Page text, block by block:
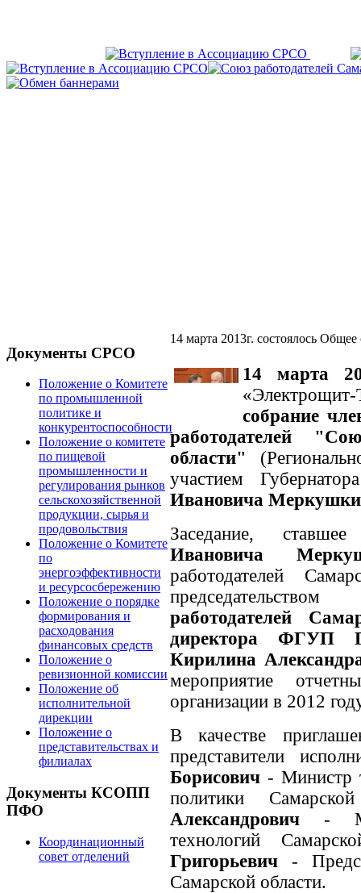
Документы СРСО
Положение о Комитете
по промышленной
политике и
конкурентоспособности
Положение о комитете
по пищевой
промышленности и
регулирования рынков
сельскохозяйственной
продукции, сырья и
продовольствия
Положение о Комитете
по
энергоэффективности
и ресурсосбережению
Положение о порядке
формирования и
расходования
финансовых средств
Положение о
ревизионной комиссии
Положение об
исполнительной
дирекции
Положение о
представительствах и
филиалах
Документы КСОПП
ПФО
Координационный
совет отделений
14 марта 2013г. состоялось
14 марта
собрание
работодателей
области"
участием
Ивановича
Заседание,
Ивановича
работодателей
председательством
работодателей
директора ФГУП
Кирилина
мероприятие
организации в 2012
В качестве
представители
Борисович - Министр
политики
Александрович -
технологий
Григорьевич -
Самарской области.